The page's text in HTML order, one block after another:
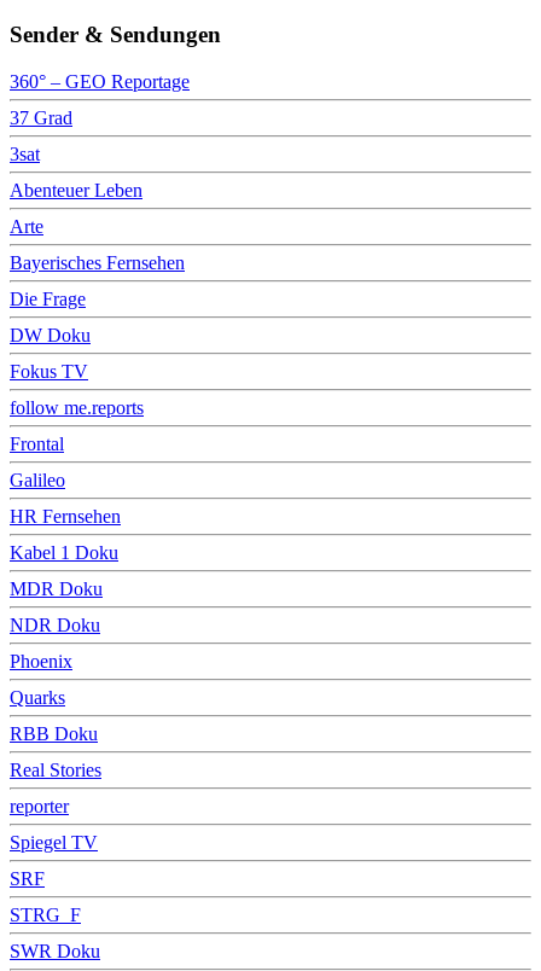
Sender & Sendungen
360° – GEO Reportage
37 Grad
3sat
Abenteuer Leben
Arte
Bayerisches Fernsehen
Die Frage
DW Doku
Fokus TV
follow me.reports
Frontal
Galileo
HR Fernsehen
Kabel 1 Doku
MDR Doku
NDR Doku
Phoenix
Quarks
RBB Doku
Real Stories
reporter
Spiegel TV
SRF
STRG_F
SWR Doku